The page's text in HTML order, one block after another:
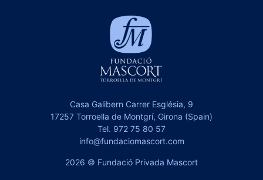
Casa Galibern Carrer Església, 9
17257 Torroella de Montgrí, Girona (Spain)
Tel. 972 75 80 57
info@fundaciomascort.com
2026 © Fundació Privada Mascort